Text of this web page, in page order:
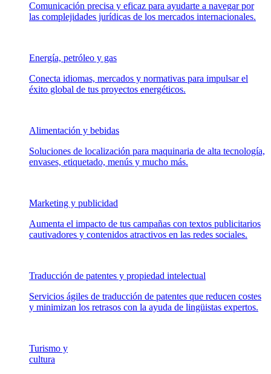
Comunicación precisa y eficaz para ayudarte a navegar por
las complejidades jurídicas de los mercados internacionales.
Energía, petróleo y gas
Conecta idiomas, mercados y normativas para impulsar el
éxito global de tus proyectos energéticos.
Alimentación y bebidas
Soluciones de localización para maquinaria de alta tecnología,
envases, etiquetado, menús y mucho más.
Marketing y publicidad
Aumenta el impacto de tus campañas con textos publicitarios
cautivadores y contenidos atractivos en las redes sociales.
Traducción de patentes y propiedad intelectual
Servicios ágiles de traducción de patentes que reducen costes
y minimizan los retrasos con la ayuda de lingüistas expertos.
Turismo y
cultura